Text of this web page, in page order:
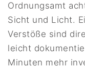
Ordnungsamt
Sicht und Licht.
Verstöße sind
leicht
Minuten mehr